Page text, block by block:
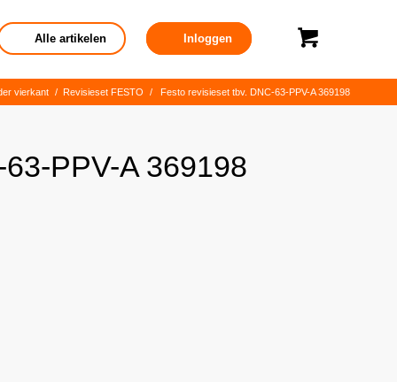
Alle artikelen Inloggen
vierkant / Revisieset FESTO / Festo revisieset tbv. DNC-63-PPV-A 369198
PPV-A 369198